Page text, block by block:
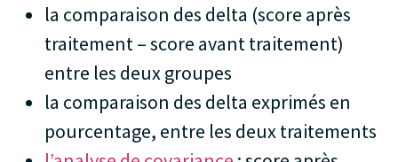
la comparaison des delta (score après
traitement – score avant traitement)
entre les deux groupes
la comparaison des delta exprimés en
pourcentage, entre les deux traitements